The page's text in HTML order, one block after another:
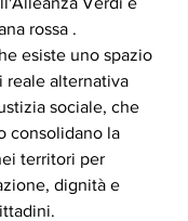
rossa .
esiste uno spazio
reale alternativa
sociale, che
consolidano la
territori per
dignità e